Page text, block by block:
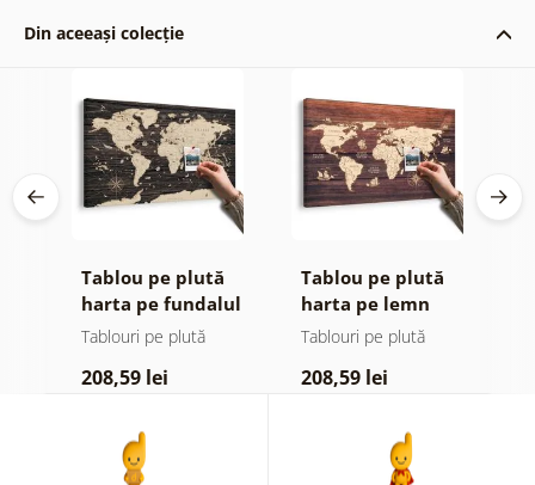
Din aceeași colecție
Tablou pe plută
harta pe fundalul
din lemn
Tablouri pe plută
208,59 lei
Tablou pe plută
harta pe lemn
Tablouri pe plută
208,59 lei